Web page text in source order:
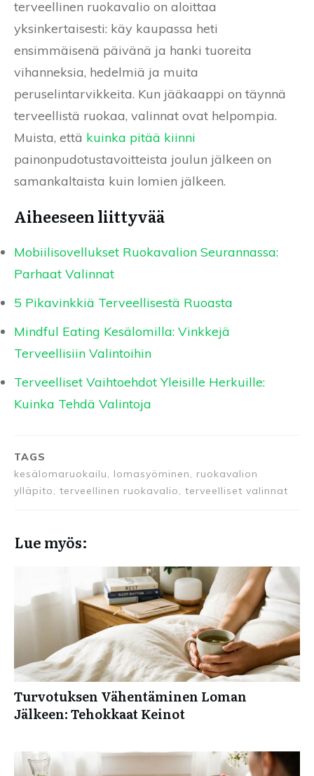
terveellinen ruokavalio on aloittaa
yksinkertaisesti: käy kaupassa heti
ensimmäisenä päivänä ja hanki tuoreita
vihanneksia, hedelmiä ja muita
peruselintarvikkeita. Kun jääkaappi on täynnä
terveellistä ruokaa, valinnat ovat helpompia.
Muista, että kuinka pitää kiinni
painonpudotustavoitteista joulun jälkeen on
samankaltaista kuin lomien jälkeen.
Aiheeseen liittyvää
Mobiilisovellukset Ruokavalion Seurannassa:
Parhaat Valinnat
5 Pikavinkkiä Terveellisestä Ruoasta
Mindful Eating Kesälomilla: Vinkkejä
Terveellisiin Valintoihin
Terveelliset Vaihtoehdot Yleisille Herkuille:
Kuinka Tehdä Valintoja
TAGS
kesälomaruokailu, lomasyöminen, ruokavalion
ylläpito, terveellinen ruokavalio, terveelliset valinnat
Lue myös:
Turvotuksen Vähentäminen Loman
Jälkeen: Tehokkaat Keinot